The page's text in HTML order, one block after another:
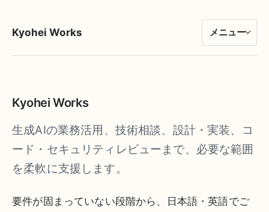
Kyohei Works メニュー
Kyohei Works
生成AIの業務活用、技術相談、設計・実装、コ
ード・セキュリティレビューまで、必要な範囲
を柔軟に支援します。
要件が固まっていない段階から、日本語・英語でご